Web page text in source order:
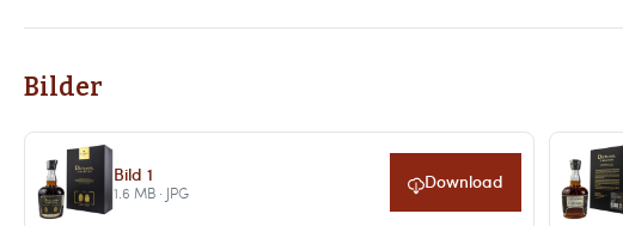
Bilder
Bild 1
1.6 MB · JPG Download